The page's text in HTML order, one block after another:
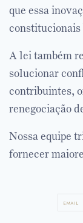
que essa
constitucionais
A lei também
solucionar
contribuintes,
renegociação
Nossa equipe
fornecer
email